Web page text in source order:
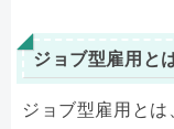
ジョブ型雇用と
ジョブ型雇用とは